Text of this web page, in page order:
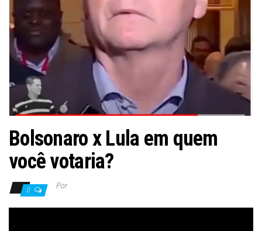
Bolsonaro x Lula em quem
você votaria?
0 Por